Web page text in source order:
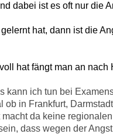
dabei ist es oft nur die
hat, dann ist die
hat fängt man an nach
kann ich tun bei
ob in Frankfurt,
macht da keine
dass wegen der